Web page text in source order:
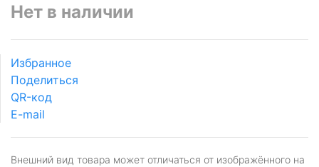
Нет в наличии
Избранное
Поделиться
QR-код
E-mail
Внешний вид товара может отличаться от изображённого на